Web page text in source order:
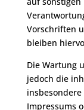
Vorschriften
bleiben
Die Wartung
jedoch die
Impressums